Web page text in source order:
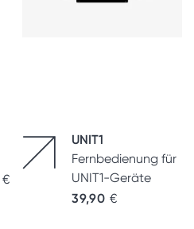
€
UNIT1
Fernbedienung für
UNIT1-Geräte
39,90 €